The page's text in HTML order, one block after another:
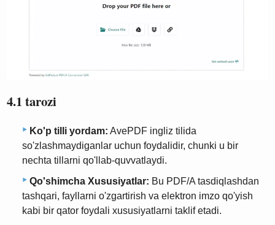
4.1 tarozi
Ko'p tilli yordam: AvePDF ingliz tilida
so'zlashmaydiganlar uchun foydalidir, chunki u bir
nechta tillarni qo'llab-quvvatlaydi.
Qo'shimcha Xususiyatlar: Bu PDF/A tasdiqlashdan
tashqari, fayllarni o'zgartirish va elektron imzo qo'yish
kabi bir qator foydali xususiyatlarni taklif etadi.